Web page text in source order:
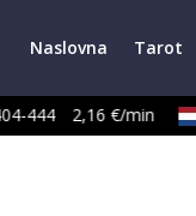
Naslovna Tarot
444 2,16 €/min
SANJA/ Kod 07
egipatski tarot, visak, rune,